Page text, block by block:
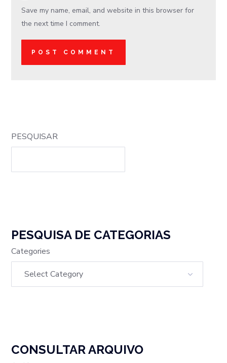
Save my name, email, and website in this browser for
the next time I comment.
PESQUISAR
PESQUISA DE CATEGORIAS
Categories
CONSULTAR ARQUIVO